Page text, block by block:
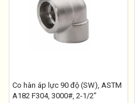
Co hàn áp lực 90 độ (SW), ASTM
A182 F304, 3000#, 2-1/2"